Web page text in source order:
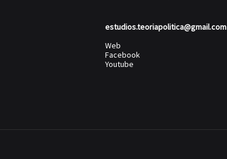
estudios.teoriapolitica@gmail.com
Web
Facebook
Youtube